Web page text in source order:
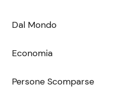
Dal Mondo
Economia
Persone Scomparse